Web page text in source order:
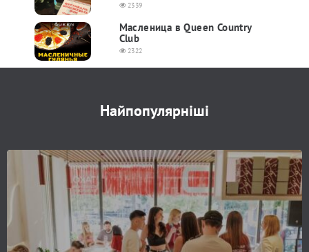
2339
Масленица в Queen Country
Club
2322
Найпопулярніші